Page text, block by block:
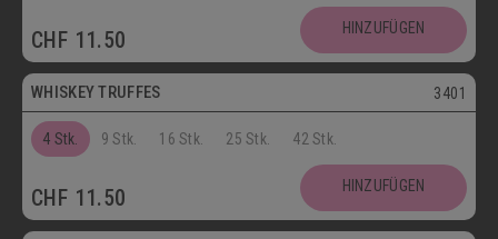
CHF 11.50 HINZUFÜGEN
Vegetarisch
WHISKEY TRUFFES 3401
4 Stk. 9 Stk. 16 Stk. 25 Stk. 42 Stk.
CHF 11.50 HINZUFÜGEN
Vegetarisch